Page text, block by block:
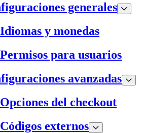
generales
Idiomas y monedas
Permisos para usuarios
avanzadas
Opciones del checkout
Códigos externos